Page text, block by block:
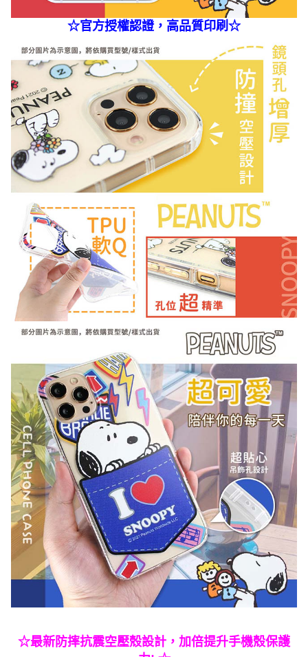
☆官方授權認證，高品質印刷☆
☆最新防摔抗震空壓殼設計，加倍提升手機殼保護